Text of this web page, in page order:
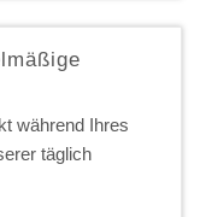
während Ihres
täglich